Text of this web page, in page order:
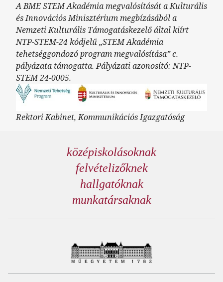
A BME STEM Akadémia megvalósítását a Kulturális
és Innovációs Minisztérium megbízásából a
Nemzeti Kulturális Támogatáskezelő által kiírt
NTP-STEM-24 kódjelű „STEM Akadémia
tehetséggondozó program megvalósítása” c.
pályázata támogatta. Pályázati azonosító: NTP-
STEM 24-0005.
Rektori Kabinet, Kommunikációs Igazgatóság
középiskolásoknak
felvételizőknek
hallgatóknak
munkatársaknak